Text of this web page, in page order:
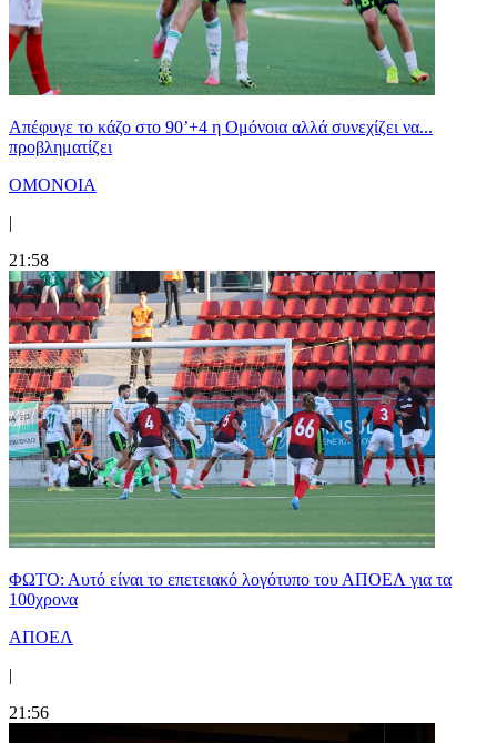
Απέφυγε το κάζο στο 90’+4 η Ομόνοια αλλά συνεχίζει να...
προβληματίζει
ΟΜΟΝΟΙΑ
|
21:58
ΦΩΤΟ: Αυτό είναι το επετειακό λογότυπο του ΑΠΟΕΛ για τα
100χρονα
ΑΠΟΕΛ
|
21:56